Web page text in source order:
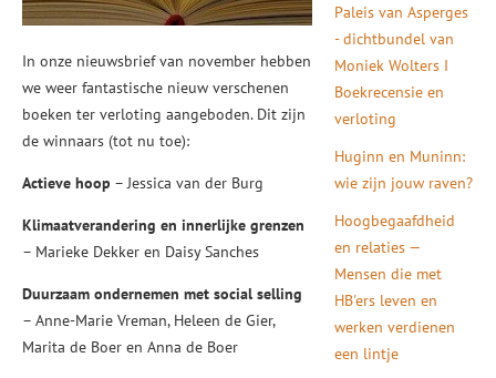
In onze nieuwsbrief van november hebben
we weer fantastische nieuw verschenen
boeken ter verloting aangeboden. Dit zijn
de winnaars (tot nu toe):
Actieve hoop – Jessica van der Burg
Klimaatverandering en innerlijke grenzen
– Marieke Dekker en Daisy Sanches
Duurzaam ondernemen met social selling
– Anne-Marie Vreman, Heleen de Gier,
Marita de Boer en Anna de Boer
Paleis van Asperges
- dichtbundel van
Moniek Wolters I
Boekrecensie en
verloting
Huginn en Muninn:
wie zijn jouw raven?
Hoogbegaafdheid
en relaties —
Mensen die met
HB'ers leven en
werken verdienen
een lintje